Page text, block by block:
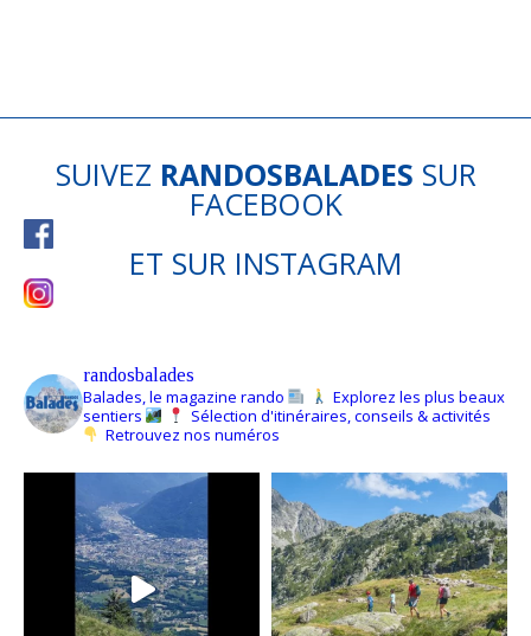
SUIVEZ RANDOSBALADES SUR
FACEBOOK
ET SUR INSTAGRAM
randosbalades
Balades, le magazine rando
Explorez les plus beaux
sentiers
Sélection d'itinéraires, conseils & activités
Retrouvez nos numéros